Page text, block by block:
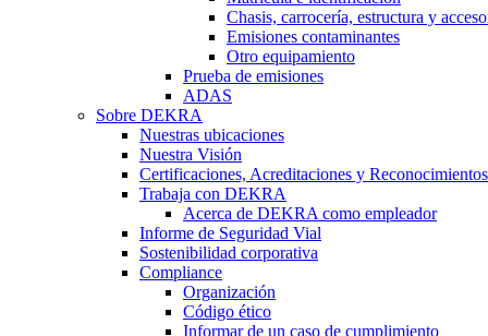
Chasis, carrocería, estructura y
Emisiones contaminantes
Otro equipamiento
Prueba de emisiones
ADAS
Sobre DEKRA
Nuestras ubicaciones
Nuestra Visión
Certificaciones, Acreditaciones y Reconocimientos
Trabaja con DEKRA
Acerca de DEKRA como empleador
Informe de Seguridad Vial
Sostenibilidad corporativa
Compliance
Organización
Código ético
Informar de un caso de cumplimiento